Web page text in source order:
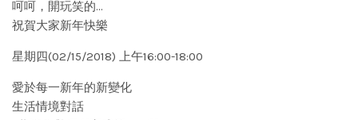
呵呵，開玩笑的…
祝賀大家新年快樂
星期四(02/15/2018) 上午16:00-18:00
愛於每一新年的新變化
生活情境對話